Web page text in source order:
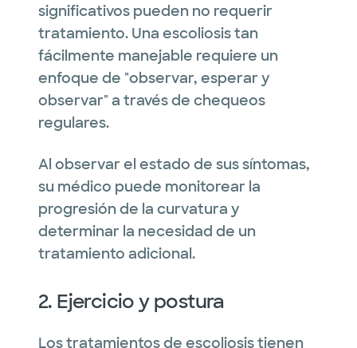
significativos pueden no requerir
tratamiento. Una escoliosis tan
fácilmente manejable requiere un
enfoque de "observar, esperar y
observar" a través de chequeos
regulares.
Al observar el estado de sus síntomas,
su médico puede monitorear la
progresión de la curvatura y
determinar la necesidad de un
tratamiento adicional.
2. Ejercicio y postura
Los tratamientos de escoliosis tienen